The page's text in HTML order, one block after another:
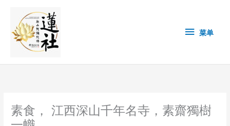
content
单 菜单
素食， 江西深山千年名寺，素齋獨樹